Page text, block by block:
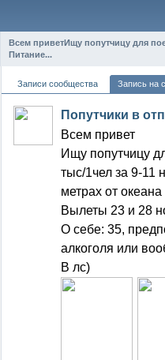
Всем приветИщу попутчицу для
Питание...
Записи сообщества Запись на
Попутчики в
Всем привет
Ищу попутчицу
тыс/1чел за 9-11
метрах от океана
Вылеты 23 и 28
О себе: 35,
алкоголя или
В лс)